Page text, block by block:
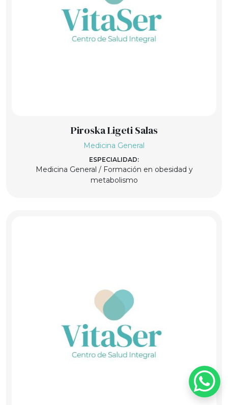
Piroska Ligeti Salas
Medicina General
ESPECIALIDAD:
Medicina General / Formación en obesidad y
metabolismo